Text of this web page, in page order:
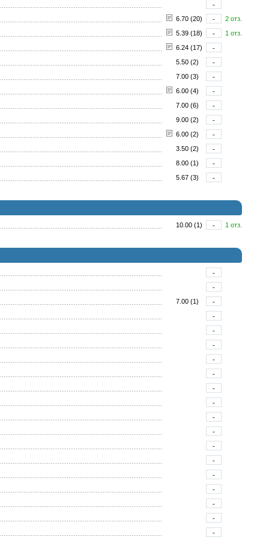
-
6.70 (20) -
2 отз.
5.39 (18) -
1 отз.
6.24 (17)
-
5.50 (2)
-
7.00 (3)
-
6.00 (4)
-
7.00 (6)
-
9.00 (2)
-
6.00 (2)
-
3.50 (2)
-
8.00 (1)
-
5.67 (3) -
10.00 (1) - 1 отз.
-
-
7.00 (1)
-
-
-
-
-
-
-
-
-
-
-
-
-
-
-
-
-